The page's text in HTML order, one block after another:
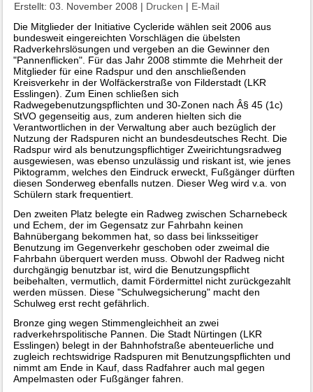
Erstellt: 03. November 2008 | Drucken | E-Mail
Die Mitglieder der Initiative Cycleride wählen seit 2006 aus
bundesweit eingereichten Vorschlägen die übelsten
Radverkehrslösungen und vergeben an die Gewinner den
"Pannenflicken". Für das Jahr 2008 stimmte die Mehrheit der
Mitglieder für eine Radspur und den anschließenden
Kreisverkehr in der Wolfäckerstraße von Filderstadt (LKR
Esslingen). Zum Einen schließen sich
Radwegebenutzungspflichten und 30-Zonen nach Â§ 45 (1c)
StVO gegenseitig aus, zum anderen hielten sich die
Verantwortlichen in der Verwaltung aber auch bezüglich der
Nutzung der Radspuren nicht an bundesdeutsches Recht. Die
Radspur wird als benutzungspflichtiger Zweirichtungsradweg
ausgewiesen, was ebenso unzulässig und riskant ist, wie jenes
Piktogramm, welches den Eindruck erweckt, Fußgänger dürften
diesen Sonderweg ebenfalls nutzen. Dieser Weg wird v.a. von
Schülern stark frequentiert.
Den zweiten Platz belegte ein Radweg zwischen Scharnebeck
und Echem, der im Gegensatz zur Fahrbahn keinen
Bahnübergang bekommen hat, so dass bei linksseitiger
Benutzung im Gegenverkehr geschoben oder zweimal die
Fahrbahn überquert werden muss. Obwohl der Radweg nicht
durchgängig benutzbar ist, wird die Benutzungspflicht
beibehalten, vermutlich, damit Fördermittel nicht zurückgezahlt
werden müssen. Diese "Schulwegsicherung" macht den
Schulweg erst recht gefährlich.
Bronze ging wegen Stimmengleichheit an zwei
radverkehrspolitische Pannen. Die Stadt Nürtingen (LKR
Esslingen) belegt in der Bahnhofstraße abenteuerliche und
zugleich rechtswidrige Radspuren mit Benutzungspflichten und
nimmt am Ende in Kauf, dass Radfahrer auch mal gegen
Ampelmasten oder Fußgänger fahren.